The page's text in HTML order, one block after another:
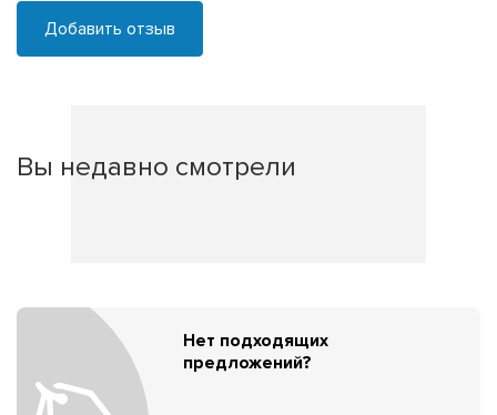
Добавить отзыв
Вы недавно смотрели
Нет подходящих
предложений?